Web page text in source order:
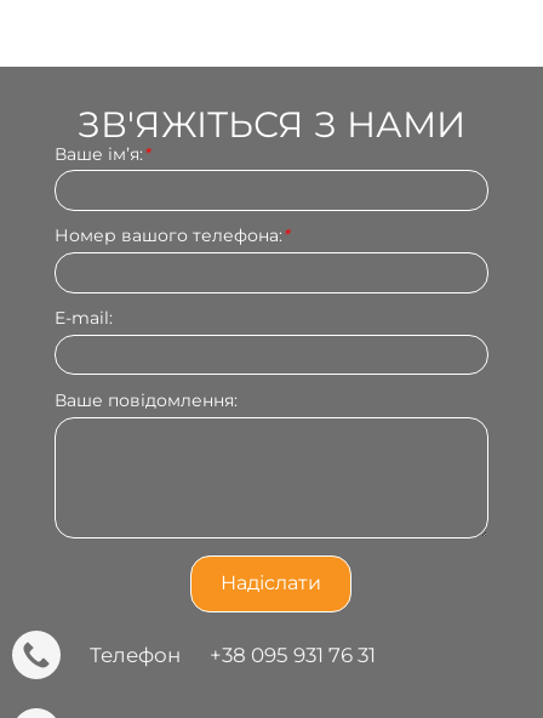
ЗВ'ЯЖІТЬСЯ З НАМИ
Ваше імʼя:*
Номер вашого телефона:*
E-mail:
Ваше повідомлення:
Телефон +38 095 931 76 31